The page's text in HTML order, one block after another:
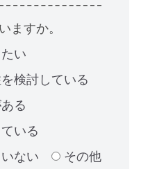
ますか。
い
検討している
る
いる
ない
その他